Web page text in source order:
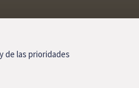
de las prioridades